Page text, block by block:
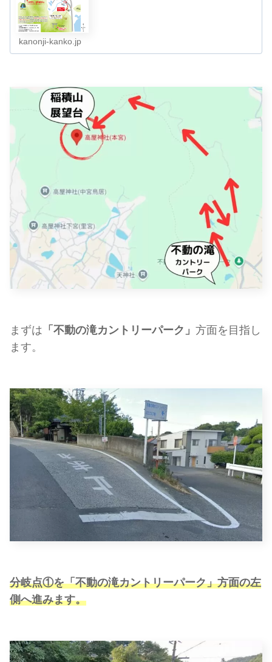
kanonji-kanko.jp
まずは 「不動の滝カントリーパーク」 方面を目指し
ます。
分岐点①を「不動の滝カントリーパーク」方面の左
側へ進みます。